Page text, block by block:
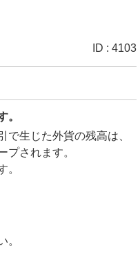
ID : 4103
。
生じた外貨の残高は、
されます。
。
。